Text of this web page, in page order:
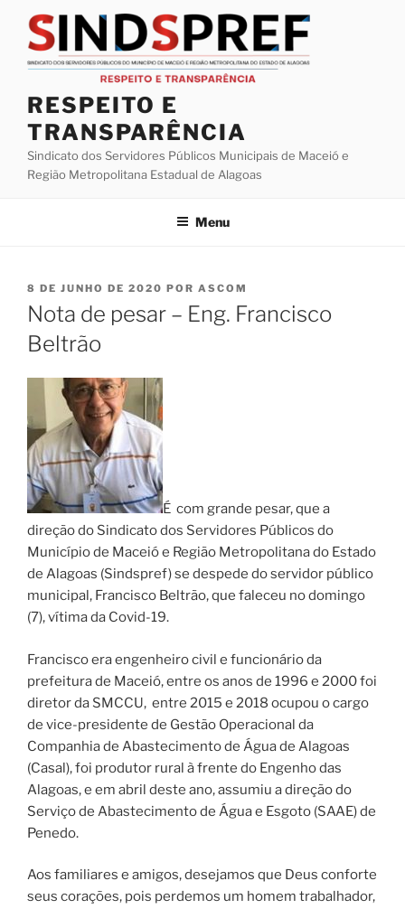
conteúdo
RESPEITO E
TRANSPARÊNCIA
Sindicato dos Servidores Públicos Municipais de Maceió e
Região Metropolitana Estadual de Alagoas
Menu
PUBLICADO
EM
8 DE JUNHO DE 2020 POR ASCOM
Nota de pesar – Eng. Francisco
Beltrão
É com grande pesar, que a
direção do Sindicato dos Servidores Públicos do
Município de Maceió e Região Metropolitana do Estado
de Alagoas (Sindspref) se despede do servidor público
municipal, Francisco Beltrão, que faleceu no domingo
(7), vítima da Covid-19.
Francisco era engenheiro civil e funcionário da
prefeitura de Maceió, entre os anos de 1996 e 2000 foi
diretor da SMCCU, entre 2015 e 2018 ocupou o cargo
de vice-presidente de Gestão Operacional da
Companhia de Abastecimento de Água de Alagoas
(Casal), foi produtor rural à frente do Engenho das
Alagoas, e em abril deste ano, assumiu a direção do
Serviço de Abastecimento de Água e Esgoto (SAAE) de
Penedo.
Aos familiares e amigos, desejamos que Deus conforte
seus corações, pois perdemos um homem trabalhador,